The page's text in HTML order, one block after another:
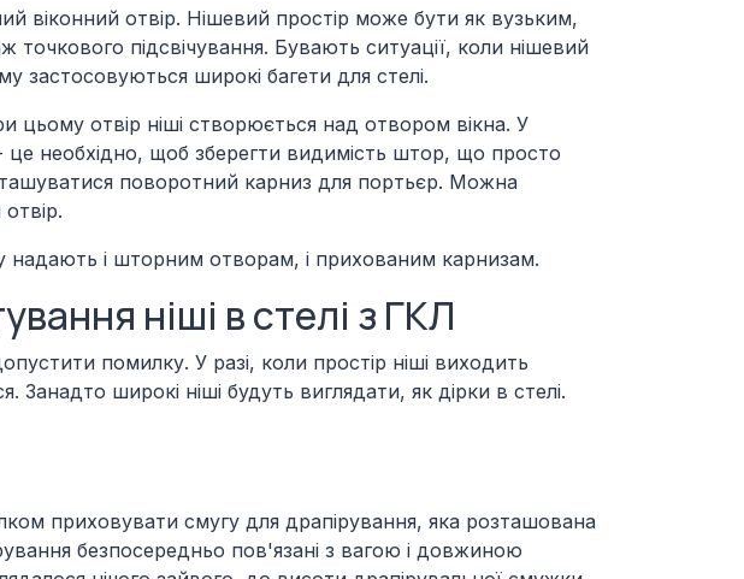
віконний отвір. Нішевий простір може бути як вузьким,
підсвічування. Бувають ситуації, коли нішевий
застосовуються широкі багети для стелі.
цьому отвір ніші створюється над отвором вікна. У
необхідно, щоб зберегти видимість штор, що просто
поворотний карниз для портьєр. Можна
і шторним отворам, і прихованим карнизам.
ніші в стелі з ГКЛ
помилку. У разі, коли простір ніші виходить
широкі ніші будуть виглядати, як дірки в стелі.
приховувати смугу для драпірування, яка розташована
безпосередньо пов'язані з вагою і довжиною